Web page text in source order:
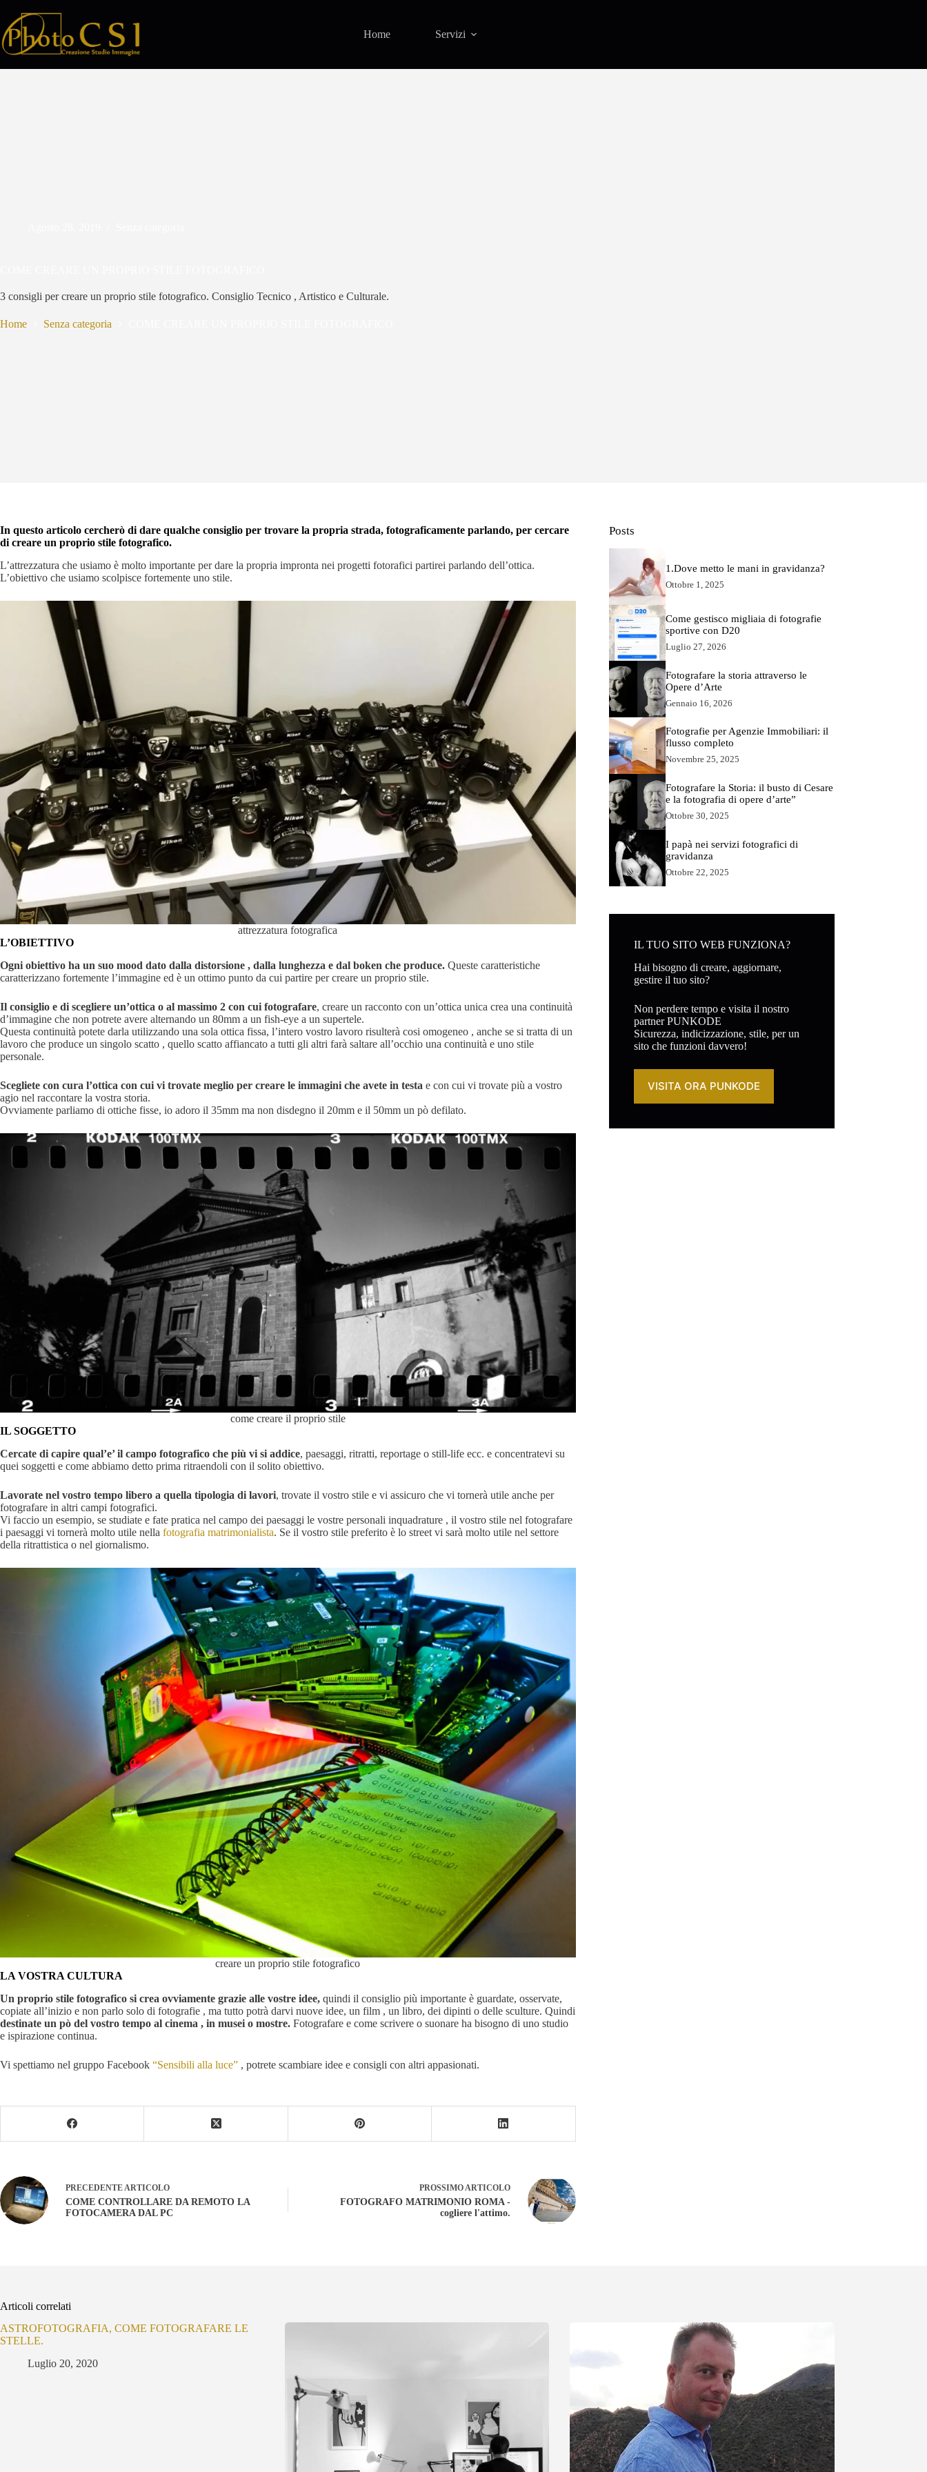
contenuto
Home Servizi
3 consigli per creare un proprio stile fotografico. Consiglio Tecnico , Artistico e Culturale.
Home Senza categoria
In questo articolo cercherò di dare qualche consiglio per trovare la propria strada, fotograficamente parlando, per cercare
di creare un proprio stile fotografico.
L’attrezzatura che usiamo è molto importante per dare la propria impronta nei progetti fotorafici partirei parlando dell’ottica.
L’obiettivo che usiamo scolpisce fortemente uno stile.
attrezzatura fotografica
L’OBIETTIVO
Ogni obiettivo ha un suo mood dato dalla distorsione , dalla lunghezza e dal boken che produce. Queste caratteristiche
caratterizzano fortemente l’immagine ed è un ottimo punto da cui partire per creare un proprio stile.
Il consiglio e di scegliere un’ottica o al massimo 2 con cui fotografare, creare un racconto con un’ottica unica crea una continuità
d’immagine che non potrete avere alternando un 80mm a un fish-eye a un supertele.
Questa continuità potete darla utilizzando una sola ottica fissa, l’intero vostro lavoro risulterà cosi omogeneo , anche se si tratta di un
lavoro che produce un singolo scatto , quello scatto affiancato a tutti gli altri farà saltare all’occhio una continuità e uno stile
personale.
Scegliete con cura l’ottica con cui vi trovate meglio per creare le immagini che avete in testa e con cui vi trovate più a vostro
agio nel raccontare la vostra storia.
Ovviamente parliamo di ottiche fisse, io adoro il 35mm ma non disdegno il 20mm e il 50mm un pò defilato.
come creare il proprio stile
IL SOGGETTO
Cercate di capire qual’e’ il campo fotografico che più vi si addice, paesaggi, ritratti, reportage o still-life ecc. e concentratevi su
quei soggetti e come abbiamo detto prima ritraendoli con il solito obiettivo.
Lavorate nel vostro tempo libero a quella tipologia di lavori, trovate il vostro stile e vi assicuro che vi tornerà utile anche per
fotografare in altri campi fotografici.
Vi faccio un esempio, se studiate e fate pratica nel campo dei paesaggi le vostre personali inquadrature , il vostro stile nel fotografare
i paesaggi vi tornerà molto utile nella fotografia matrimonialista. Se il vostro stile preferito è lo street vi sarà molto utile nel settore
della ritrattistica o nel giornalismo.
creare un proprio stile fotografico
LA VOSTRA CULTURA
Un proprio stile fotografico si crea ovviamente grazie alle vostre idee, quindi il consiglio più importante è guardate, osservate,
copiate all’inizio e non parlo solo di fotografie , ma tutto potrà darvi nuove idee, un film , un libro, dei dipinti o delle sculture. Quindi
destinate un pò del vostro tempo al cinema , in musei o mostre. Fotografare e come scrivere o suonare ha bisogno di uno studio
e ispirazione continua.
Vi spettiamo nel gruppo Facebook “Sensibili alla luce” , potrete scambiare idee e consigli con altri appasionati.
PRECEDENTEARTICOLO
COME CONTROLLARE DA REMOTO LA
FOTOCAMERA DAL PC
PROSSIMOARTICOLO
FOTOGRAFO MATRIMONIO ROMA -
cogliere l'attimo.
Posts
1.Dove metto le mani in gravidanza?
Ottobre 1, 2025
Come gestisco migliaia di fotografie
sportive con D20
Luglio 27, 2026
Fotografare la storia attraverso le
Opere d’Arte
Gennaio 16, 2026
Fotografie per Agenzie Immobiliari: il
flusso completo
Novembre 25, 2025
Fotografare la Storia: il busto di Cesare
e la fotografia di opere d’arte”
Ottobre 30, 2025
I papà nei servizi fotografici di
gravidanza
Ottobre 22, 2025
IL TUO SITO WEB FUNZIONA?
Hai bisogno di creare, aggiornare,
gestire il tuo sito?
Non perdere tempo e visita il nostro
partner PUNKODE
Sicurezza, indicizzazione, stile, per un
sito che funzioni davvero!
VISITA ORA PUNKODE
Articoli correlati
ASTROFOTOGRAFIA, COME FOTOGRAFARE LE
STELLE.
Luglio 20, 2020